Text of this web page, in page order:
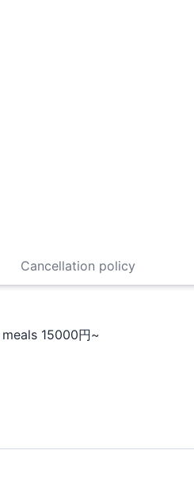
Cancellation policy
15000円~